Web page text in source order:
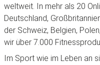
weltweit. In mehr als 20
Deutschland,
der Schweiz, Belgien,
wir über 7.000
Im Sport wie im Leben an